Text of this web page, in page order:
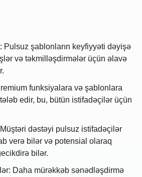
Pulsuz şablonların keyfiyyəti dəyişə
və təkmilləşdirmələr üçün əlavə
funksiyalara və şablonlara
edir, bu, bütün istifadəçilər üçün
dəstəyi pulsuz istifadəçilər
verə bilər və potensial olaraq
bilər.
Daha mürəkkəb sənədləşdirmə